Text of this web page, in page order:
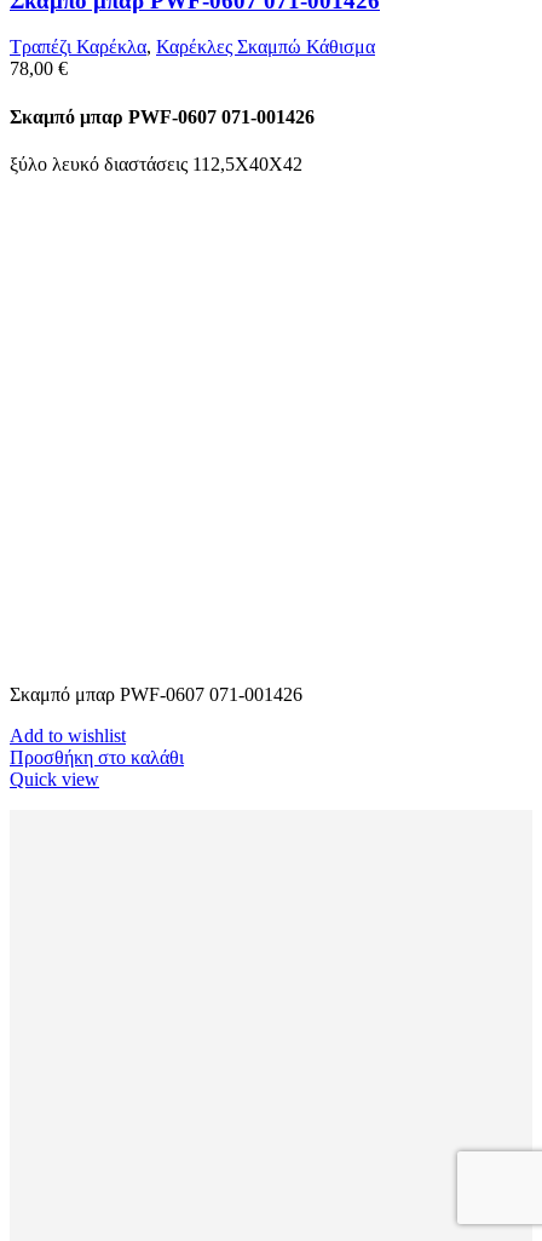
Τραπέζι Καρέκλα, Καρέκλες Σκαμπώ Κάθισμα
78,00 €
Σκαμπό μπαρ PWF-0607 071-001426
ξύλο λευκό διαστάσεις 112,5Χ40Χ42
Σκαμπό μπαρ PWF-0607 071-001426
Add to wishlist
Προσθήκη στο καλάθι
Quick view